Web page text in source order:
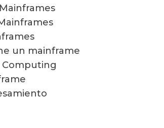
un mainframe
Computing